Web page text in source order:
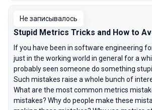
Не записывалось
Stupid Metrics Tricks and How to
If you have been in software engineering
just in the working world in general for a
probably seen someone do something
Such mistakes raise a whole bunch of
What are the most common metrics
mistakes? Why do people make these